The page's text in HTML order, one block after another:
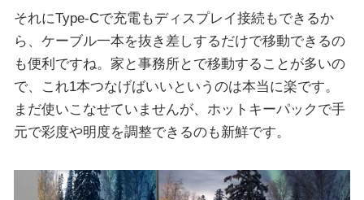
それにType-Cで充電もディスプレイ接続もできるか
ら、ケーブル一本を抜き差しするだけで移動できるの
も便利ですね。家と事務所とで移動することが多いの
で、これ1本つなげばいいというのは本当に楽です。
まだ使いこなせていませんが、ホットキーパックで手
元で彩度や明度を調整できるのも新鮮です。